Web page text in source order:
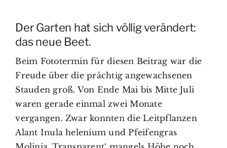
Der Garten hat sich völlig verändert:
das neue Beet.
Beim Fototermin für diesen Beitrag war die
Freude über die prächtig angewachsenen
Stauden groß. Von Ende Mai bis Mitte Juli
waren gerade einmal zwei Monate
vergangen. Zwar konnten die Leitpflanzen
Alant Inula helenium und Pfeifengras